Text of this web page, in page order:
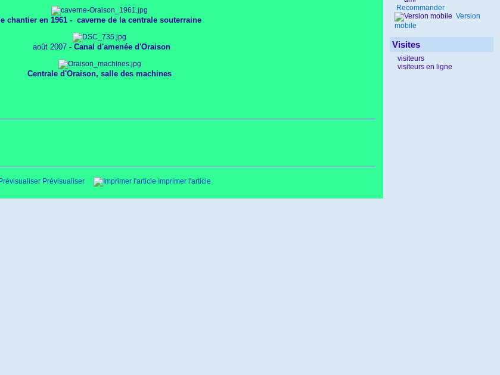
le chantier en 1961 -caverne de la centrale souterraine
août 2007- Canal d'amenée d'Oraison
Centrale d'Oraison, salle des machines
Prévisualiser Imprimer l'article
Recommander
Version
mobile
Visites
visiteurs
visiteurs en ligne